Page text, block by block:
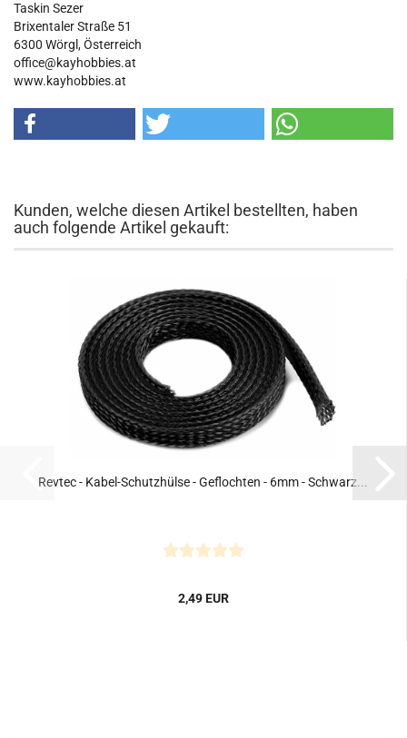
Taskin Sezer
Brixentaler Straße 51
6300 Wörgl, Österreich
office@kayhobbies.at
www.kayhobbies.at
Kunden, welche diesen Artikel bestellten, haben
auch folgende Artikel gekauft:
Revtec - Kabel-Schutzhülse - Geflochten - 6mm - Schwarz...
2,49 EUR